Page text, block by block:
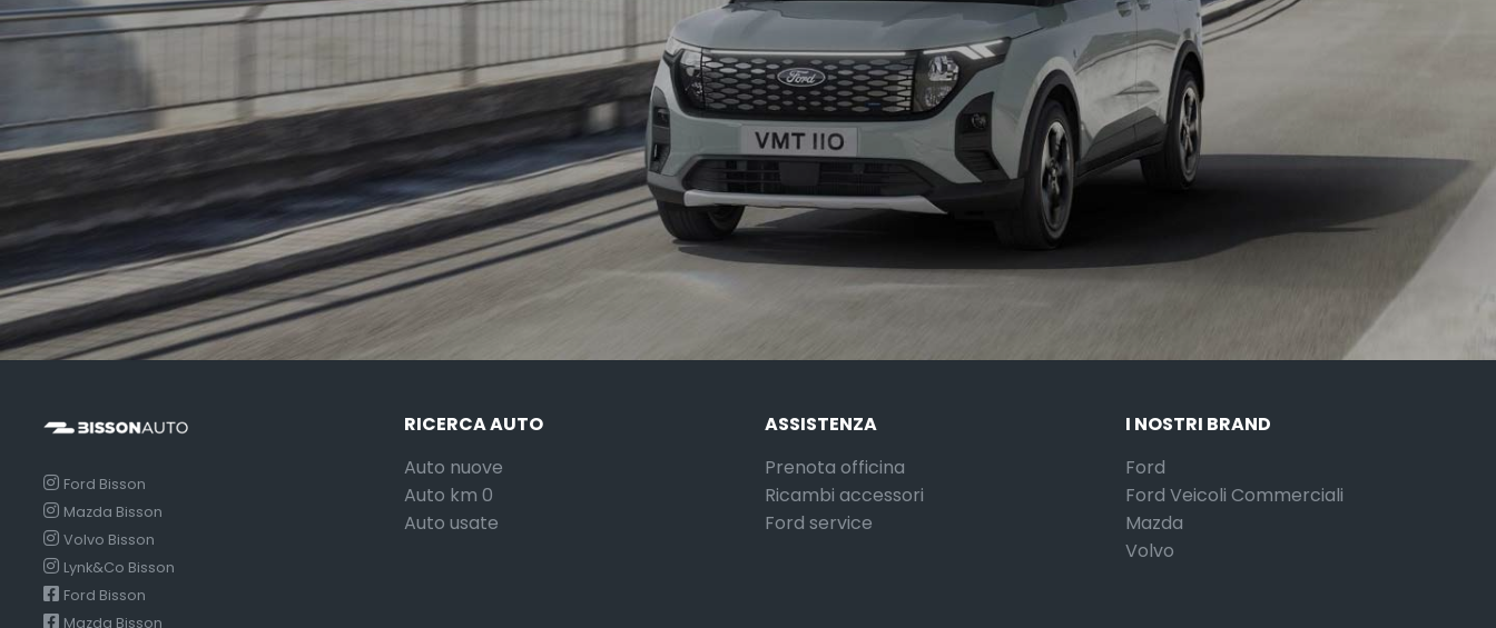
Ford Bisson
Mazda Bisson
Volvo Bisson
Lynk&Co Bisson
Ford Bisson
Mazda Bisson
RICERCA AUTO
Auto nuove
Auto km 0
Auto usate
ASSISTENZA
Prenota officina
Ricambi accessori
Ford service
I NOSTRI BRAND
Ford
Ford Veicoli Commerciali
Mazda
Volvo